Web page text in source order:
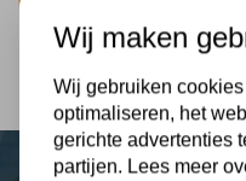
Wij maken
Wij gebruiken
optimaliseren, het
gerichte advertenties
partijen. Lees meer